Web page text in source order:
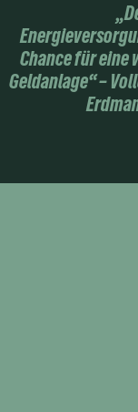
Chance für eine
Geldanlage“ –